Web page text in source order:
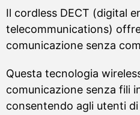
Il cordless DECT (digital
telecommunications)
comunicazione senza
Questa tecnologia
comunicazione senza fili
consentendo agli utenti